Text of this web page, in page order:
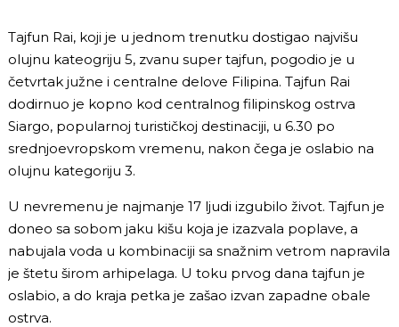
Tajfun Rai, koji je u jednom trenutku dostigao najvišu
olujnu kateogriju 5, zvanu super tajfun, pogodio je u
četvrtak južne i centralne delove Filipina. Tajfun Rai
dodirnuo je kopno kod centralnog filipinskog ostrva
Siargo, popularnoj turističkoj destinaciji, u 6.30 po
srednjoevropskom vremenu, nakon čega je oslabio na
olujnu kategoriju 3.
U nevremenu je najmanje 17 ljudi izgubilo život. Tajfun je
doneo sa sobom jaku kišu koja je izazvala poplave, a
nabujala voda u kombinaciji sa snažnim vetrom napravila
je štetu širom arhipelaga. U toku prvog dana tajfun je
oslabio, a do kraja petka je zašao izvan zapadne obale
ostrva.